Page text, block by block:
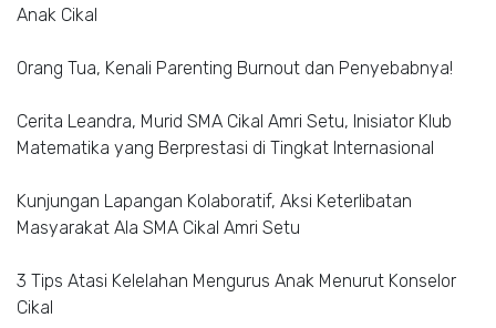
Anak Cikal
Orang Tua, Kenali Parenting Burnout dan Penyebabnya!
Cerita Leandra, Murid SMA Cikal Amri Setu, Inisiator Klub
Matematika yang Berprestasi di Tingkat Internasional
Kunjungan Lapangan Kolaboratif, Aksi Keterlibatan
Masyarakat Ala SMA Cikal Amri Setu
3 Tips Atasi Kelelahan Mengurus Anak Menurut Konselor
Cikal